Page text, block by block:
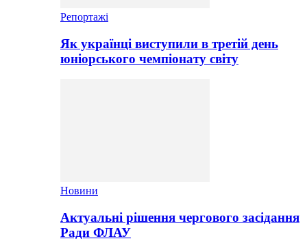
Репортажі
Як українці виступили в третій день
юніорського чемпіонату світу
Новини
Актуальні рішення чергового засідання
Ради ФЛАУ